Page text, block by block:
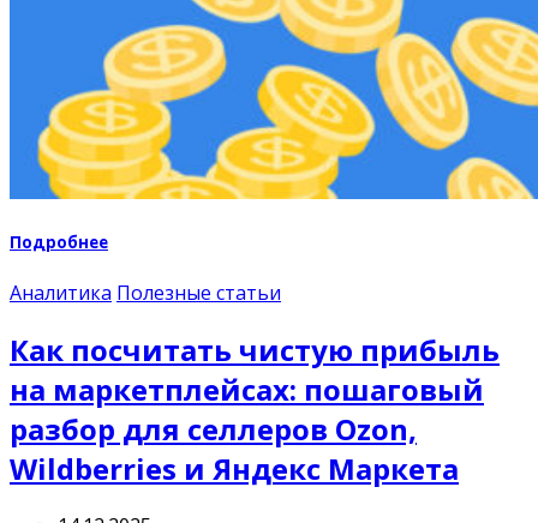
Подробнее
Аналитика Полезные статьи
Как посчитать чистую прибыль
на маркетплейсах: пошаговый
разбор для селлеров Ozon,
Wildberries и Яндекс Маркета